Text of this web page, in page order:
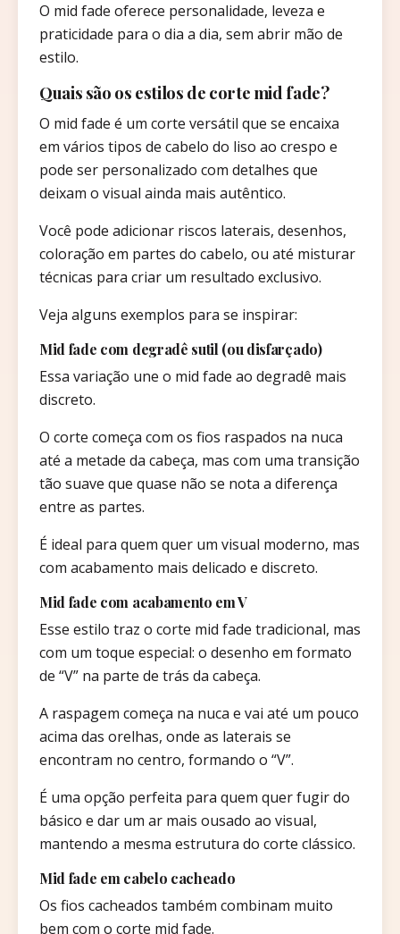
O mid fade oferece personalidade, leveza e
praticidade para o dia a dia, sem abrir mão de
estilo.
Quais são os estilos de corte mid fade?
O mid fade é um corte versátil que se encaixa
em vários tipos de cabelo do liso ao crespo e
pode ser personalizado com detalhes que
deixam o visual ainda mais autêntico.
Você pode adicionar riscos laterais, desenhos,
coloração em partes do cabelo, ou até misturar
técnicas para criar um resultado exclusivo.
Veja alguns exemplos para se inspirar:
Mid fade com degradê sutil (ou disfarçado)
Essa variação une o mid fade ao degradê mais
discreto.
O corte começa com os fios raspados na nuca
até a metade da cabeça, mas com uma transição
tão suave que quase não se nota a diferença
entre as partes.
É ideal para quem quer um visual moderno, mas
com acabamento mais delicado e discreto.
Mid fade com acabamento em V
Esse estilo traz o corte mid fade tradicional, mas
com um toque especial: o desenho em formato
de “V” na parte de trás da cabeça.
A raspagem começa na nuca e vai até um pouco
acima das orelhas, onde as laterais se
encontram no centro, formando o “V”.
É uma opção perfeita para quem quer fugir do
básico e dar um ar mais ousado ao visual,
mantendo a mesma estrutura do corte clássico.
Mid fade em cabelo cacheado
Os fios cacheados também combinam muito
bem com o corte mid fade.